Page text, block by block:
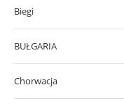
Biegi
BUŁGARIA
Chorwacja